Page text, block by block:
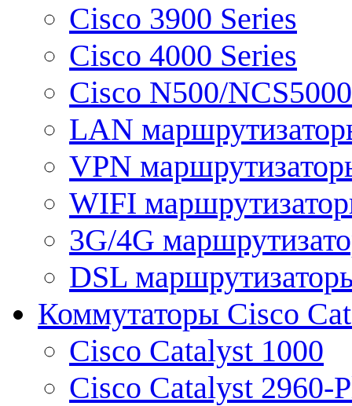
Cisco 3900 Series
Cisco 4000 Series
Cisco N500/
LAN
VPN
WIFI
3G/4G
DSL
Коммутаторы Cisco
Cisco Catalyst 1000
Cisco Catalyst 2960-